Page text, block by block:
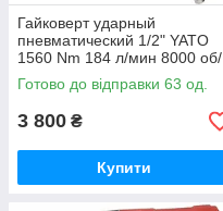
Гайковерт ударный
пневматический 1/2" YATO
1560 Nm 184 л/мин 8000 об/
мин (YT-09545)
Готово до відправки 63 од.
3 800 ₴
Купити